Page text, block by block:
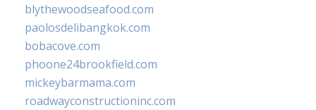
blythewoodseafood.com
paolosdelibangkok.com
bobacove.com
phoone24brookfield.com
mickeybarmama.com
roadwayconstructioninc.com